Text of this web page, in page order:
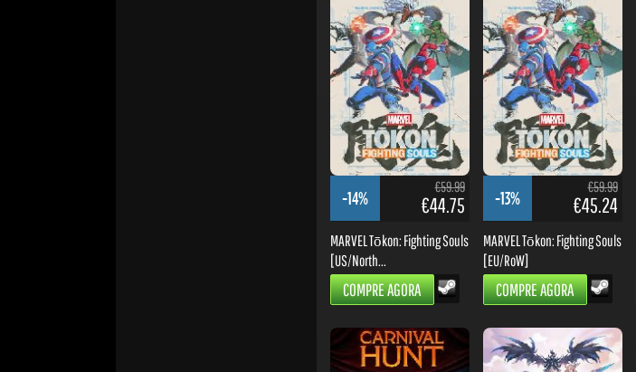
-14%
€59.99
€44.75
MARVEL Tōkon: Fighting Souls
[US/North...
COMPRE AGORA
-13%
€59.99
€45.24
MARVEL Tōkon: Fighting Souls
[EU/RoW]
COMPRE AGORA